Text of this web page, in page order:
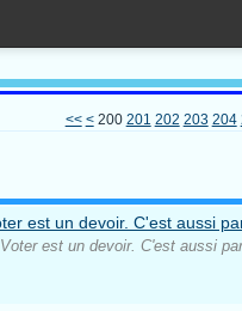
<< < 200 201 202 203 204
Voter est un devoir. C'est aussi